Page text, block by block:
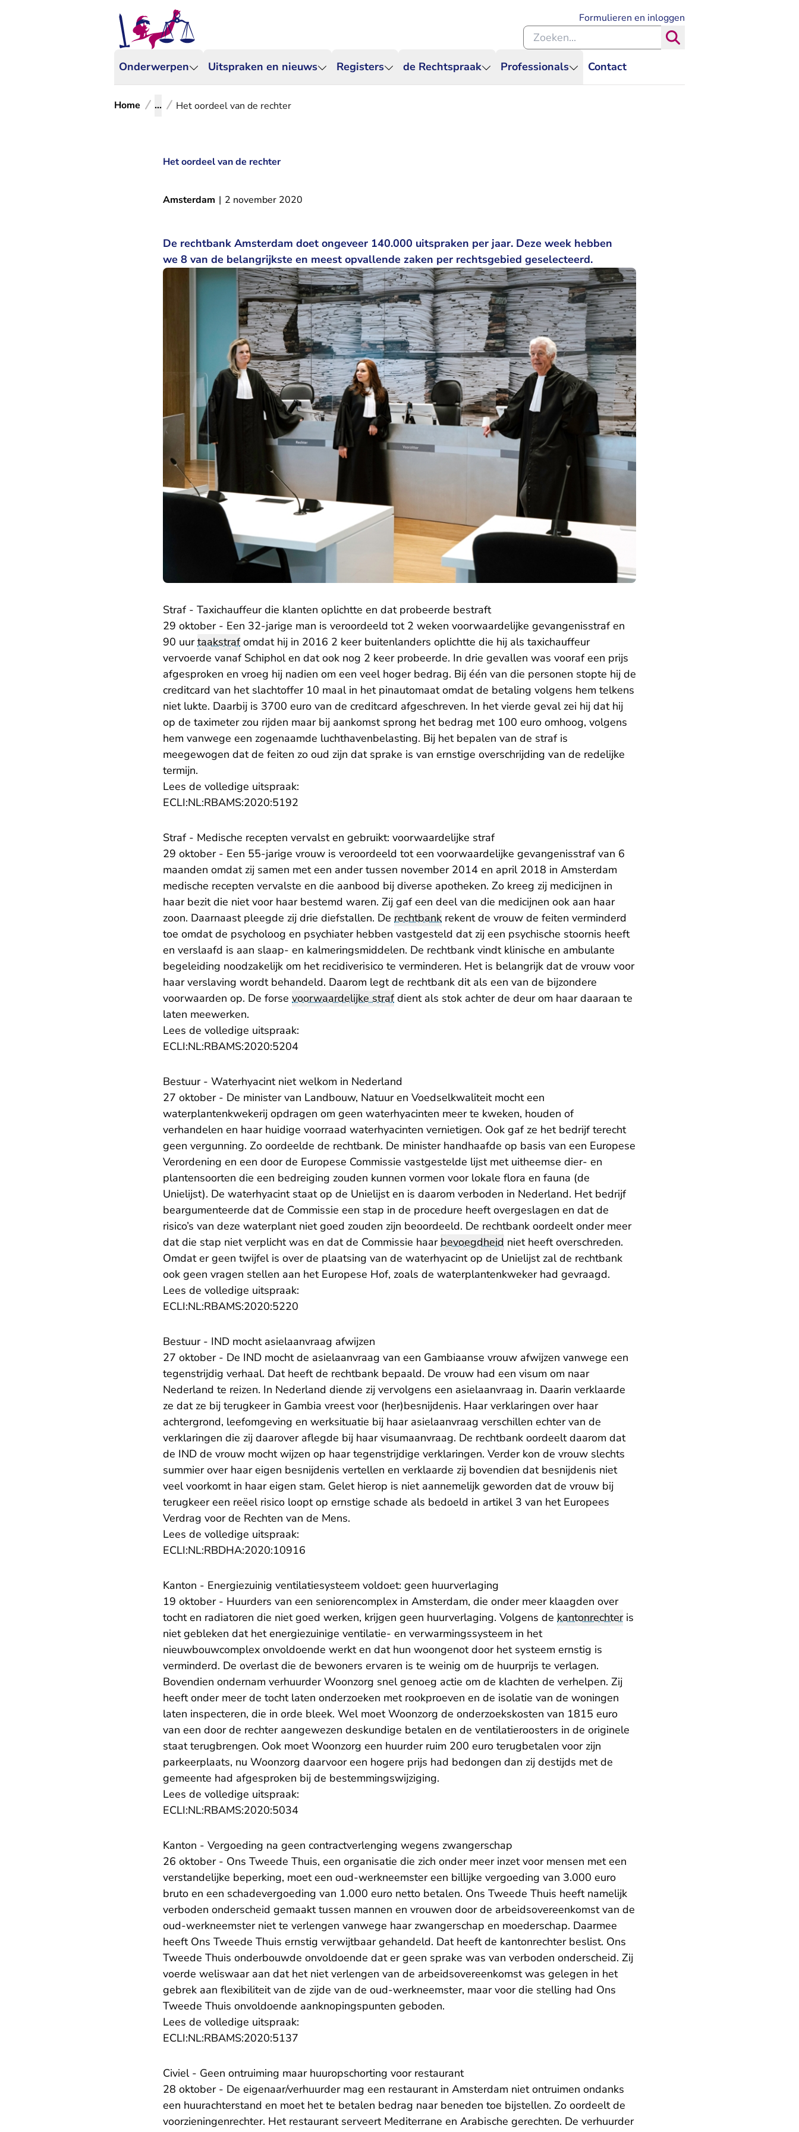
Onderwerpen Uitspraken en nieuws Registers de Rechtspraak Professionals Contact
Formulieren en inloggen
Zoeken binnen de Rechtspraak
Home ... Het oordeel van de rechter
Het oordeel van de rechter
Amsterdam | 2 november 2020
De rechtbank Amsterdam doet ongeveer 140.000 uitspraken per jaar. Deze week hebben
we 8 van de belangrijkste en meest opvallende zaken per rechtsgebied geselecteerd.
Straf - Taxichauffeur die klanten oplichtte en dat probeerde bestraft
29 oktober - Een 32-jarige man is veroordeeld tot 2 weken voorwaardelijke gevangenisstraf en
90 uurtaakstrafomdat hij in 2016 2 keer buitenlanders oplichtte die hij als taxichauffeur
vervoerde vanaf Schiphol en dat ook nog 2 keer probeerde. In drie gevallen was vooraf een prijs
afgesproken en vroeg hij nadien om een veel hoger bedrag. Bij één van die personen stopte hij de
creditcard van het slachtoffer 10 maal in het pinautomaat omdat de betaling volgens hem telkens
niet lukte. Daarbij is 3700 euro van de creditcard afgeschreven. In het vierde geval zei hij dat hij
op de taximeter zou rijden maar bij aankomst sprong het bedrag met 100 euro omhoog, volgens
hem vanwege een zogenaamde luchthavenbelasting. Bij het bepalen van de straf is
meegewogen dat de feiten zo oud zijn dat sprake is van ernstige overschrijding van de redelijke
termijn.
Lees de volledige uitspraak:
ECLI:NL:RBAMS:2020:5192
Straf - Medische recepten vervalst en gebruikt: voorwaardelijke straf
29 oktober - Een 55-jarige vrouw is veroordeeld tot een voorwaardelijke gevangenisstraf van 6
maanden omdat zij samen met een ander tussen november 2014 en april 2018 in Amsterdam
medische recepten vervalste en die aanbood bij diverse apotheken. Zo kreeg zij medicijnen in
haar bezit die niet voor haar bestemd waren. Zij gaf een deel van die medicijnen ook aan haar
zoon. Daarnaast pleegde zij drie diefstallen. De rechtbank rekent de vrouw de feiten verminderd
toe omdat de psycholoog en psychiater hebben vastgesteld dat zij een psychische stoornis heeft
en verslaafd is aan slaap- en kalmeringsmiddelen. De rechtbank vindt klinische en ambulante
begeleiding noodzakelijk om het recidiverisico te verminderen. Het is belangrijk dat de vrouw voor
haar verslaving wordt behandeld. Daarom legt de rechtbank dit als een van de bijzondere
voorwaarden op. De forse voorwaardelijke strafdient als stok achter de deur om haar daaraan te
laten meewerken.
Lees de volledige uitspraak:
ECLI:NL:RBAMS:2020:5204- U verlaat Rechtspraak.nl
Bestuur - Waterhyacint niet welkom in Nederland
27 oktober - De minister van Landbouw, Natuur en Voedselkwaliteit mocht een
waterplantenkwekerij opdragen om geen waterhyacinten meer te kweken, houden of
verhandelen en haar huidige voorraad waterhyacinten vernietigen. Ook gaf ze het bedrijf terecht
geen vergunning. Zo oordeelde de rechtbank. De minister handhaafde op basis van een Europese
Verordening en een door de Europese Commissie vastgestelde lijst met uitheemse dier- en
plantensoorten die een bedreiging zouden kunnen vormen voor lokale flora en fauna (de
Unielijst). De waterhyacint staat op de Unielijst en is daarom verboden in Nederland. Het bedrijf
beargumenteerde dat de Commissie een stap in de procedure heeft overgeslagen en dat de
risico’s van deze waterplant niet goed zouden zijn beoordeeld. De rechtbank oordeelt onder meer
dat die stap niet verplicht was en dat de Commissie haarbevoegdheid niet heeft overschreden.
Omdat er geen twijfel is over de plaatsing van de waterhyacint op de Unielijst zal de rechtbank
ook geen vragen stellen aan het Europese Hof, zoals de waterplantenkweker had gevraagd.
Lees de volledige uitspraak:
ECLI:NL:RBAMS:2020:5220
Bestuur - IND mocht asielaanvraag afwijzen
27 oktober - De IND mocht de asielaanvraag van een Gambiaanse vrouw afwijzen vanwege een
tegenstrijdig verhaal. Dat heeft de rechtbank bepaald. De vrouw had een visum om naar
Nederland te reizen. In Nederland diende zij vervolgens een asielaanvraag in. Daarin verklaarde
ze dat ze bij terugkeer in Gambia vreest voor (her)besnijdenis. Haar verklaringen over haar
achtergrond, leefomgeving en werksituatie bij haar asielaanvraag verschillen echter van de
verklaringen die zij daarover aflegde bij haar visumaanvraag. De rechtbank oordeelt daarom dat
de IND de vrouw mocht wijzen op haar tegenstrijdige verklaringen. Verder kon de vrouw slechts
summier over haar eigen besnijdenis vertellen en verklaarde zij bovendien dat besnijdenis niet
veel voorkomt in haar eigen stam. Gelet hierop is niet aannemelijk geworden dat de vrouw bij
terugkeer een reëel risico loopt op ernstige schade als bedoeld in artikel 3 van het Europees
Verdrag voor de Rechten van de Mens.
Lees de volledige uitspraak:
ECLI:NL:RBDHA:2020:10916
Kanton - Energiezuinig ventilatiesysteem voldoet: geen huurverlaging
19 oktober - Huurders van een seniorencomplex in Amsterdam, die onder meer klaagden over
tocht en radiatoren die niet goed werken, krijgen geen huurverlaging. Volgens de kantonrechteris
niet gebleken dat het energiezuinige ventilatie- en verwarmingssysteem in het
nieuwbouwcomplex onvoldoende werkt en dat hun woongenot door het systeem ernstig is
verminderd. De overlast die de bewoners ervaren is te weinig om de huurprijs te verlagen.
Bovendien ondernam verhuurder Woonzorg snel genoeg actie om de klachten de verhelpen. Zij
heeft onder meer de tocht laten onderzoeken met rookproeven en de isolatie van de woningen
laten inspecteren, die in orde bleek. Wel moet Woonzorg de onderzoekskosten van 1815 euro
van een door de rechter aangewezen deskundige betalen en de ventilatieroosters in de originele
staat terugbrengen. Ook moet Woonzorg een huurder ruim 200 euro terugbetalen voor zijn
parkeerplaats, nu Woonzorg daarvoor een hogere prijs had bedongen dan zij destijds met de
gemeente had afgesproken bij de bestemmingswijziging.
Lees de volledige uitspraak:
ECLI:NL:RBAMS:2020:5034- U verlaat Rechtspraak.nl
​Kanton - Vergoeding na geen contractverlenging wegens zwangerschap
26 oktober - Ons Tweede Thuis, een organisatie die zich onder meer inzet voor mensen met een
verstandelijke beperking, moet een oud-werkneemster een billijke vergoeding van 3.000 euro
bruto en een schadevergoeding van 1.000 euro netto betalen. Ons Tweede Thuis heeft namelijk
verboden onderscheid gemaakt tussen mannen en vrouwen door de arbeidsovereenkomst van de
oud-werkneemster niet te verlengen vanwege haar zwangerschap en moederschap. Daarmee
heeft Ons Tweede Thuis ernstig verwijtbaar gehandeld. Dat heeft de kantonrechter beslist. Ons
Tweede Thuis onderbouwde onvoldoende dat er geen sprake was van verboden onderscheid. Zij
voerde weliswaar aan dat het niet verlengen van de arbeidsovereenkomst was gelegen in het
gebrek aan flexibiliteit van de zijde van de oud-werkneemster, maar voor die stelling had Ons
Tweede Thuis onvoldoende aanknopingspunten geboden.
Lees de volledige uitspraak:
ECLI:NL:RBAMS:2020:5137
Civiel - Geen ontruiming maar huuropschorting voor restaurant
28 oktober - De eigenaar/verhuurder mag een restaurant in Amsterdam niet ontruimen ondanks
een huurachterstand en moet het te betalen bedrag naar beneden toe bijstellen. Zo oordeelt de
voorzieningenrechter. Het restaurant serveert Mediterrane en Arabische gerechten. De verhuurder